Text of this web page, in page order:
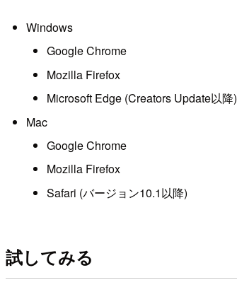
Windows
Google Chrome
Mozilla Firefox
Microsoft Edge (Creators Update以降)
Mac
Google Chrome
Mozilla Firefox
Safari (バージョン10.1以降)
試してみる